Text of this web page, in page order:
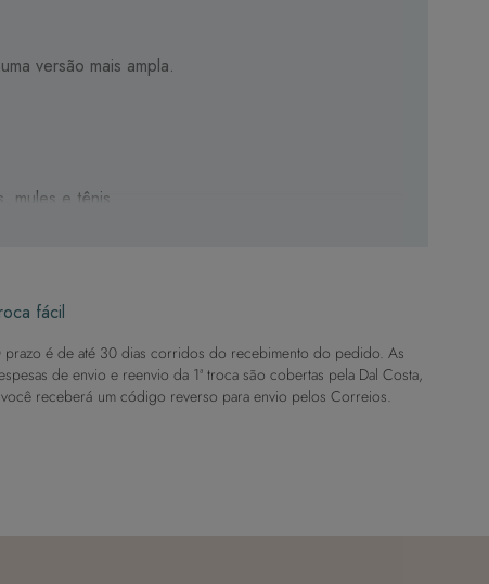
versão mais ampla.
mules e tênis.
fácil
prazo é de até 30 dias corridos do recebimento do pedido. As
de envio e reenvio da 1ª troca são cobertas pela Dal Costa,
receberá um código reverso para envio pelos Correios.